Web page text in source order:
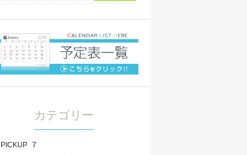
カテゴリー
PICKUP 7